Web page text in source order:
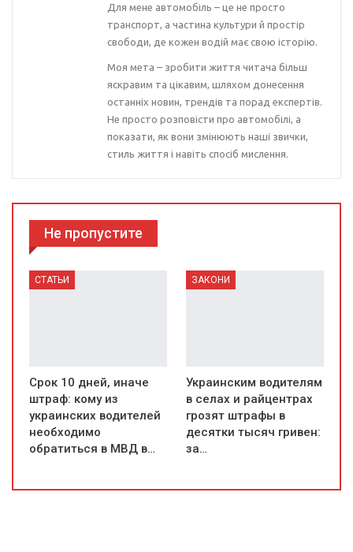
Для мене автомобіль – це не просто
транспорт, а частина культури й простір
свободи, де кожен водій має свою історію.
Моя мета – зробити життя читача більш
яскравим та цікавим, шляхом донесення
останніх новин, трендів та порад експертів.
Не просто розповісти про автомобілі, а
показати, як вони змінюють наші звички,
стиль життя і навіть спосіб мислення.
Не пропустите
СТАТЬИ
Срок 10 дней, иначе
штраф: кому из
украинских водителей
необходимо
обратиться в МВД в…
ЗАКОНИ
Украинским водителям
в селах и райцентрах
грозят штрафы в
десятки тысяч гривен:
за…